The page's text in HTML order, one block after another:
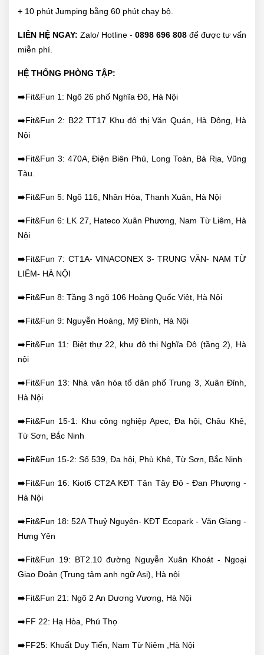
+ 10 phút Jumping bằng 60 phút chạy bộ.
LIÊN HỆ NGAY: Zalo/ Hotline - 0898 696 808 để được tư vấn
miễn phí.
HỆ THỐNG PHÒNG TẬP:
➡️Fit&Fun 1: Ngõ 26 phố Nghĩa Đô, Hà Nội
➡️Fit&Fun 2: B22 TT17 Khu đô thị Văn Quán, Hà Đông, Hà
Nội
➡️Fit&Fun 3: 470A, Điện Biên Phủ, Long Toàn, Bà Rịa, Vũng
Tàu.
➡️Fit&Fun 5: Ngõ 116, Nhân Hòa, Thanh Xuân, Hà Nội
➡️Fit&Fun 6: LK 27, Hateco Xuân Phương, Nam Từ Liêm, Hà
Nội
➡️Fit&Fun 7: CT1A- VINACONEX 3- TRUNG VĂN- NAM TỪ
LIÊM- HÀ NỘI
➡️Fit&Fun 8: Tầng 3 ngõ 106 Hoàng Quốc Việt, Hà Nội
➡️Fit&Fun 9: Nguyễn Hoàng, Mỹ Đình, Hà Nội
➡️Fit&Fun 11: Biệt thự 22, khu đô thị Nghĩa Đô (tầng 2), Hà
nội
➡️Fit&Fun 13: Nhà văn hóa tổ dân phố Trung 3, Xuân Đỉnh,
Hà Nội
➡️Fit&Fun 15-1: Khu công nghiệp Apec, Đa hội, Châu Khê,
Từ Sơn, Bắc Ninh
➡️Fit&Fun 15-2: Số 539, Đa hội, Phù Khê, Từ Sơn, Bắc Ninh
➡️Fit&Fun 16: Kiot6 CT2A KĐT Tân Tây Đô - Đan Phượng -
Hà Nội
➡️Fit&Fun 18: 52A Thuỷ Nguyên- KĐT Ecopark - Văn Giang -
Hưng Yên
➡️Fit&Fun 19: BT2.10 đường Nguyễn Xuân Khoát - Ngoại
Giao Đoàn (Trung tâm anh ngữ Asi), Hà nội
➡️Fit&Fun 21: Ngõ 2 An Dương Vương, Hà Nội
➡️FF 22: Hạ Hòa, Phú Thọ
➡️FF25: Khuất Duy Tiến, Nam Từ Niêm ,Hà Nội